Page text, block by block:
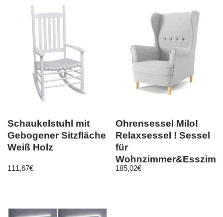
Schaukelstuhl mit
Gebogener Sitzfläche
Weiß Holz
111,67€
Ohrensessel Milo!
Relaxsessel ! Sessel
für
Skandinavisch! HIT!
185,02€